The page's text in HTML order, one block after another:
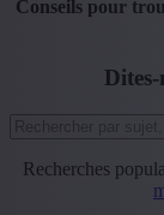
Conseils pour
Recherches